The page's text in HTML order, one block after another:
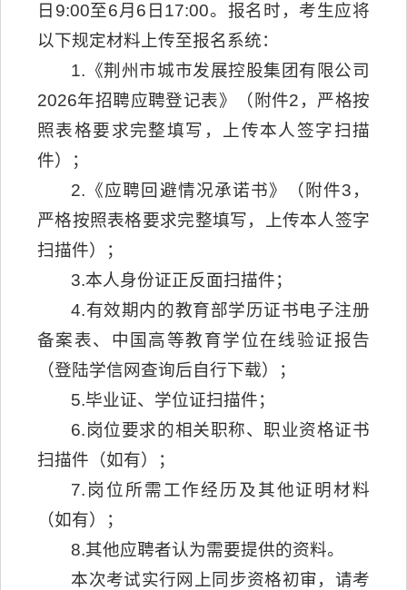
日9:00至6月6日17:00。报名时，考生应将
以下规定材料上传至报名系统：
1.《荆州市城市发展控股集团有限公司
2026年招聘应聘登记表》（附件2，严格按
照表格要求完整填写，上传本人签字扫描
件）；
2.《应聘回避情况承诺书》（附件3，
严格按照表格要求完整填写，上传本人签字
扫描件）；
3.本人身份证正反面扫描件；
4.有效期内的教育部学历证书电子注册
备案表、中国高等教育学位在线验证报告
（登陆学信网查询后自行下载）；
5.毕业证、学位证扫描件；
6.岗位要求的相关职称、职业资格证书
扫描件（如有）；
7.岗位所需工作经历及其他证明材料
（如有）；
8.其他应聘者认为需要提供的资料。
本次考试实行网上同步资格初审，请考